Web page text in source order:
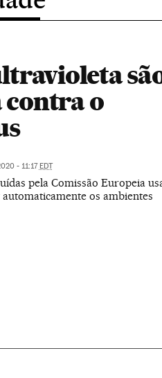
contra o
- 11:17EDT
pela Comissão Europeia
os ambientes